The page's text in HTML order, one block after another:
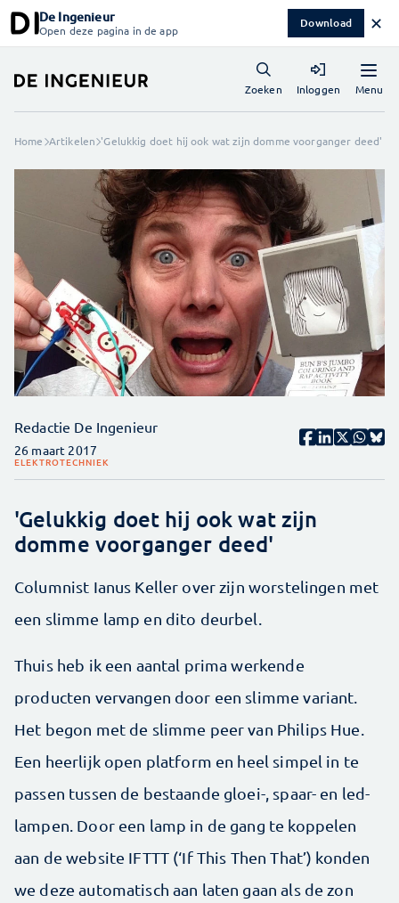
De Ingenieur
Open deze pagina in de app Download ✕
Menu
Zoeken Inloggen
Home Artikelen 'Gelukkig doet hij ook wat zijn domme voorganger deed'
Redactie De Ingenieur
26 maart 2017
ELEKTROTECHNIEK
'Gelukkig doet hij ook wat zijn
domme voorganger deed'
Columnist Ianus Keller over zijn worstelingen met
een slimme lamp en dito deurbel.
Thuis heb ik een aantal prima werkende
producten vervangen door een slimme variant.
Het begon met de slimme peer van Philips Hue.
Een heerlijk open platform en heel simpel in te
passen tussen de bestaande gloei-, spaar- en led-
lampen. Door een lamp in de gang te koppelen
aan de website IFTTT (‘If This Then That’) konden
we deze auto­matisch aan laten gaan als de zon